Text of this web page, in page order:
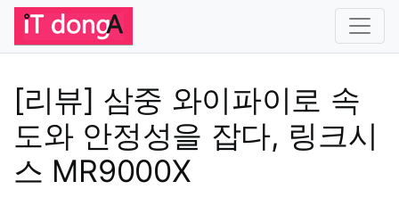
[리뷰] 삼중 와이파이로 속
도와 안정성을 잡다, 링크시
스 MR9000X